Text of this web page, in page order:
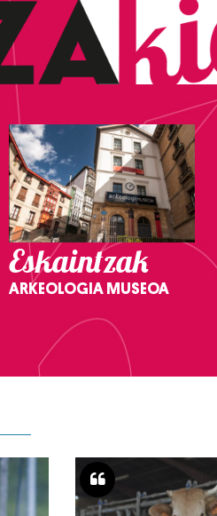
Eskaintzak
ARKEOLOGIA MUSEOA